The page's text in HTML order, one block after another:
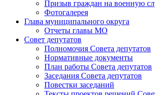
Призыв граждан на военную
Фотогалерея
Глава муниципального округа
Отчеты главы МО
Совет депутатов
Полномочия Совета депутатов
Нормативные документы
План работы Совета депутатов
Заседания Cовета депутатов
Повестки заседаний